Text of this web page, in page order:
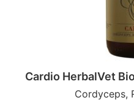
Cardio HerbalVet
Cordyceps,